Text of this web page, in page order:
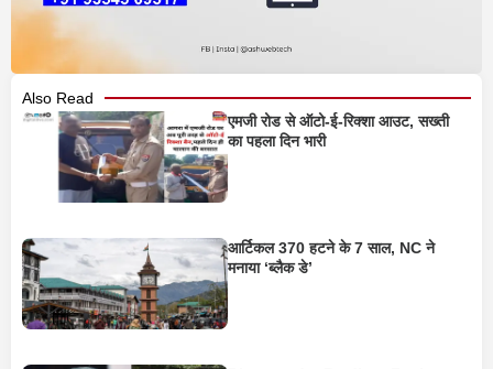
Also Read
एमजी रोड से ऑटो-ई-रिक्शा आउट, सख्ती
का पहला दिन भारी
आर्टिकल 370 हटने के 7 साल, NC ने
मनाया ‘ब्लैक डे’